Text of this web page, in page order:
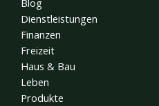
Blog
Dienstleistungen
Finanzen
Freizeit
Haus & Bau
Leben
Produkte